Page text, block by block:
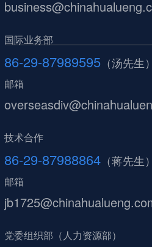
国际业务部
86-29-87989595 （汤先生）
邮箱
党委组织部（人力资源部）
技术合作
86-29-87988864 （蒋先生）
邮箱